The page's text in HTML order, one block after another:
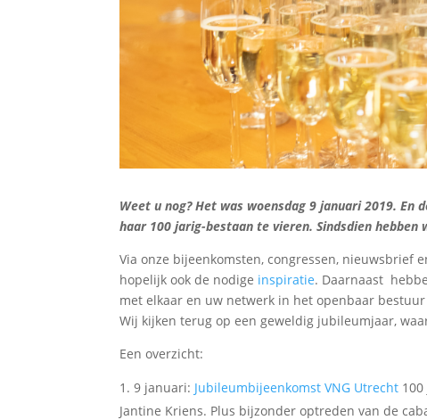
Weet u nog? Het was woensdag 9 januari 2019.
haar 100 jarig-bestaan te vieren. Sindsdien hebben
Via onze bijeenkomsten, congressen, nieuwsbrief
hopelijk ook de nodige inspiratie. Daarnaast
met elkaar en uw netwerk in het openbaar
Wij kijken terug op een geweldig jubileumjaar,
Een overzicht:
9 januari: Jubileumbijeenkomst VNG Utrecht
Jantine Kriens. Plus bijzonder optreden van de